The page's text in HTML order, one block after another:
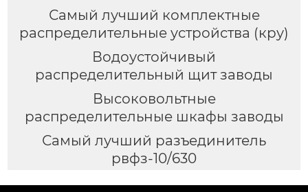
Самый лучший комплектные
распределительные устройства (кру)
Водоустойчивый
распределительный щит заводы
Высоковольтные
распределительные шкафы заводы
Самый лучший разъединитель
рвфз-10/630